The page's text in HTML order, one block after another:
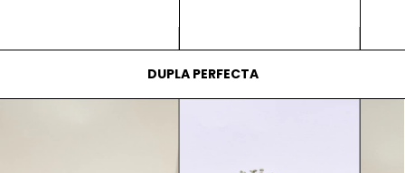
DUPLA PERFECTA